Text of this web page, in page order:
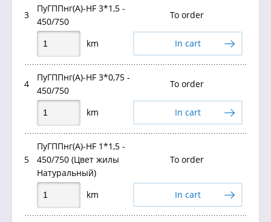
3
ПуГППнг(А)-HF 3*1,5 -
450/750
To order
km In cart
4
ПуГППнг(А)-HF 3*0,75 -
450/750
To order
km In cart
5
ПуГППнг(А)-HF 1*1,5 -
450/750 (Цвет жилы
Натуральный)
To order
km In cart